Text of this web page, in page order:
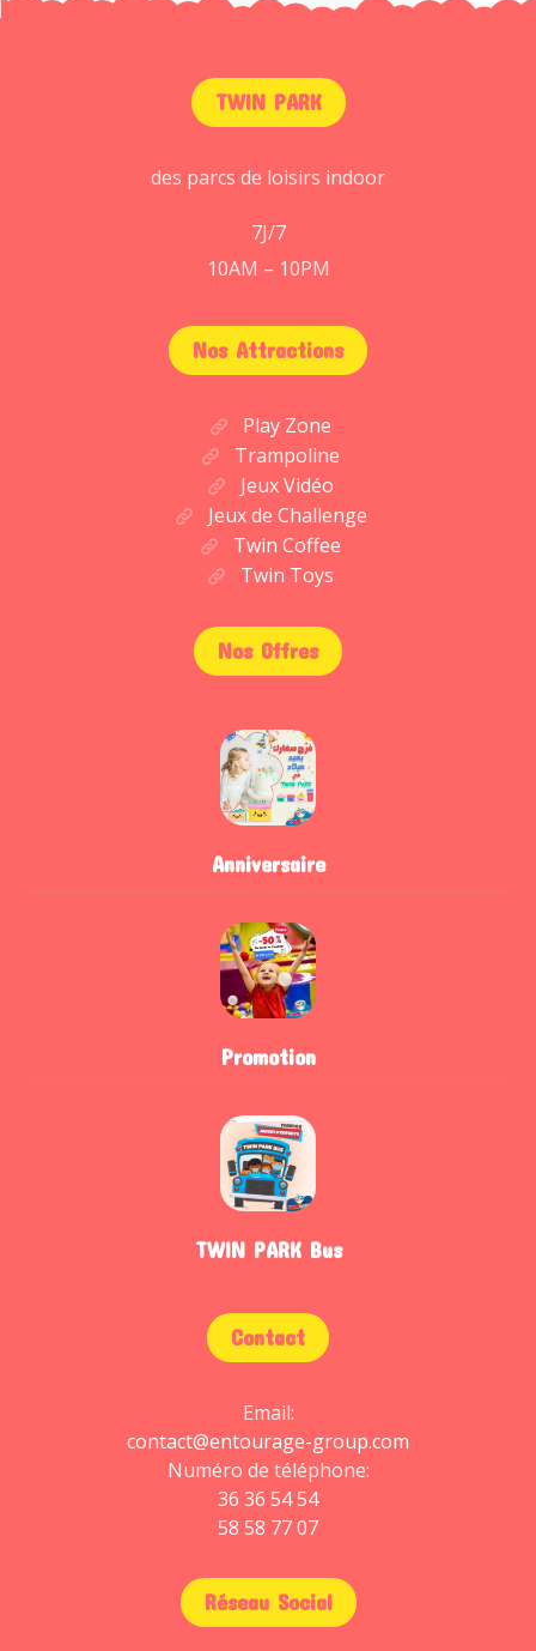
TWIN PARK
des parcs de loisirs indoor
7J/7
10AM – 10PM
Nos Attractions
Play Zone
Trampoline
Jeux Vidéo
Jeux de Challenge
Twin Coffee
Twin Toys
Nos Offres
Anniversaire
Promotion
TWIN PARK Bus
Contact
Email:
contact@entourage-group.com
Numéro de téléphone:
36 36 54 54
58 58 77 07
Réseau Social